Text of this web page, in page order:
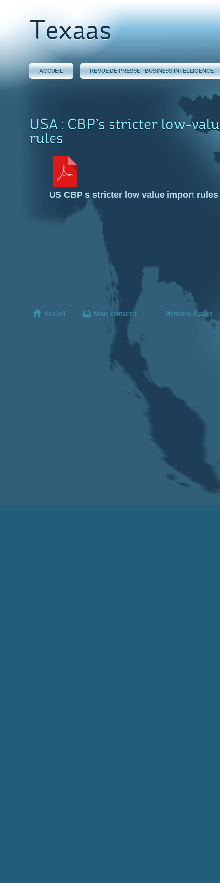
Texaas
ACCUEIL REVUE DE PRESSE - BUSINESS INTELLIGENCE
USA : CBP’s stricter low-
rules
US CBP s stricter low value import rules
Accueil Nous contacter Mentions légales